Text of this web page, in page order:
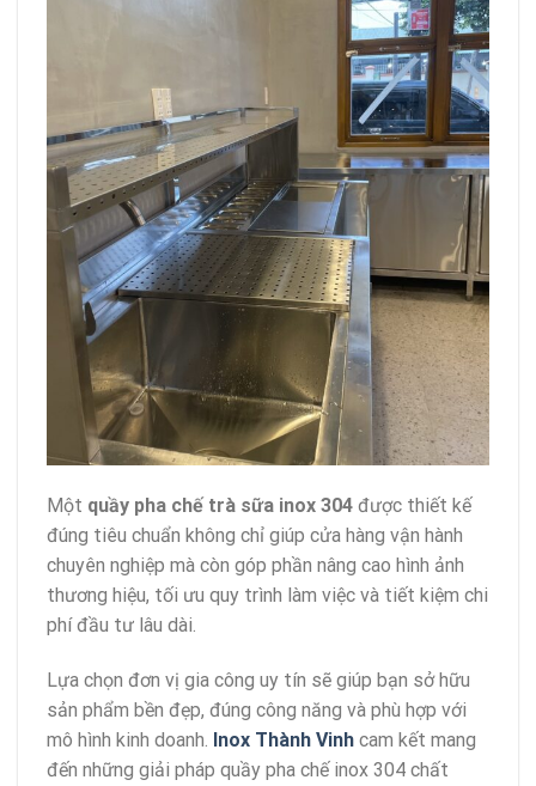
Một quầy pha chế trà sữa inox 304 được thiết kế
đúng tiêu chuẩn không chỉ giúp cửa hàng vận hành
chuyên nghiệp mà còn góp phần nâng cao hình ảnh
thương hiệu, tối ưu quy trình làm việc và tiết kiệm chi
phí đầu tư lâu dài.
Lựa chọn đơn vị gia công uy tín sẽ giúp bạn sở hữu
sản phẩm bền đẹp, đúng công năng và phù hợp với
mô hình kinh doanh. Inox Thành Vinh cam kết mang
đến những giải pháp quầy pha chế inox 304 chất